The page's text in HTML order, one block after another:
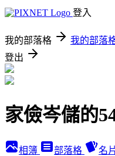
登入
我的部落格 我的部落
登出
家儉岑儲的
相簿 部落格 名片